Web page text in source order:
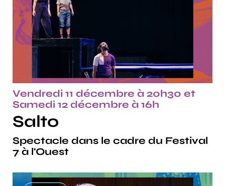
Vendredi 11 décembre à 20h30 et
Samedi 12 décembre à 16h
Salto
Spectacle dans le cadre du Festival
7 à l'Ouest